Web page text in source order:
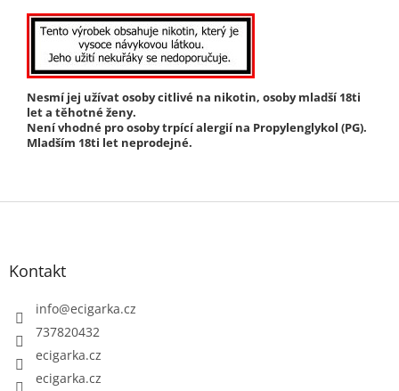
Nesmí jej užívat osoby citlivé na nikotin, osoby mladší 18ti
let a těhotné ženy.
Není vhodné pro osoby trpící alergií na Propylenglykol (PG).
Mladším 18ti let neprodejné.
Kontakt
info@ecigarka.cz
737820432
ecigarka.cz
ecigarka.cz